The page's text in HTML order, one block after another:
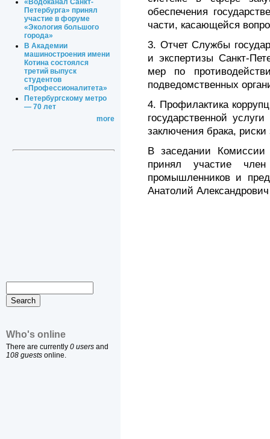
«Водоканал Санкт-
Петербурга» принял
участие в форуме
«Экология большого
города»
В Академии
машиностроения имени
Котина состоялся
третий выпуск
студентов
«Профессионалитета»
Петербургскому метро
— 70 лет
more
Who's online
There are currently 0 users and
108 guests online.
обеспечения
части, касающейся
3. Отчет Службы
и экспертизы Санкт-
мер по
подведомственных
4. Профилактика
государственной
заключения брака,
В заседании Комиссии
принял участие
промышленников и
Анатолий